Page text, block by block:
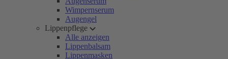
Wimpernserum
Augengel
Lippenpflege
Alle anzeigen
Lippenbalsam
Lippenmasken